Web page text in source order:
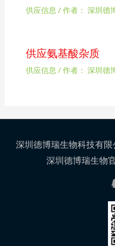
供应信息 / 作者： 深圳德
供应氨基酸杂质
供应信息 / 作者： 深圳德
深圳德博瑞生物科技有
深圳德博瑞生物